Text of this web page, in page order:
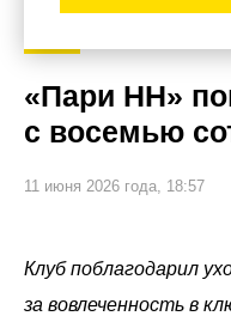
«Пари НН»
с восемью
11 июня 2026 года, 18:57
Клуб поблагодарил
за вовлеченность в